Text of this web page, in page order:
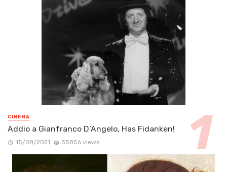
CINEMA
Addio a Gianfranco D’Angelo, Has Fidanken!
15/08/2021 35856 views